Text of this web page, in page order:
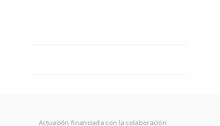
Actuación financiada con la colaboración